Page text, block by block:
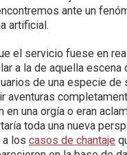
ante un
artificial.
el servicio fuese en
a la de aquella escena
de una especie de
aventuras
en una orgía o eran
toda una nueva
a los casos de chantaje